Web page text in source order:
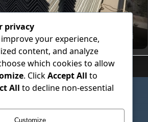
Beton Altı Trapez Sac Modelleri
SAYFALAR
Çerez Politikası
privacy
your experience,
content, and analyze
which cookies to allow
. ClickAccept All to
All to decline non-essential
Customize